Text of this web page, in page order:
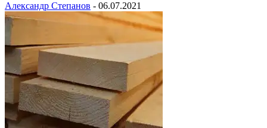
Александр Степанов - 06.07.2021